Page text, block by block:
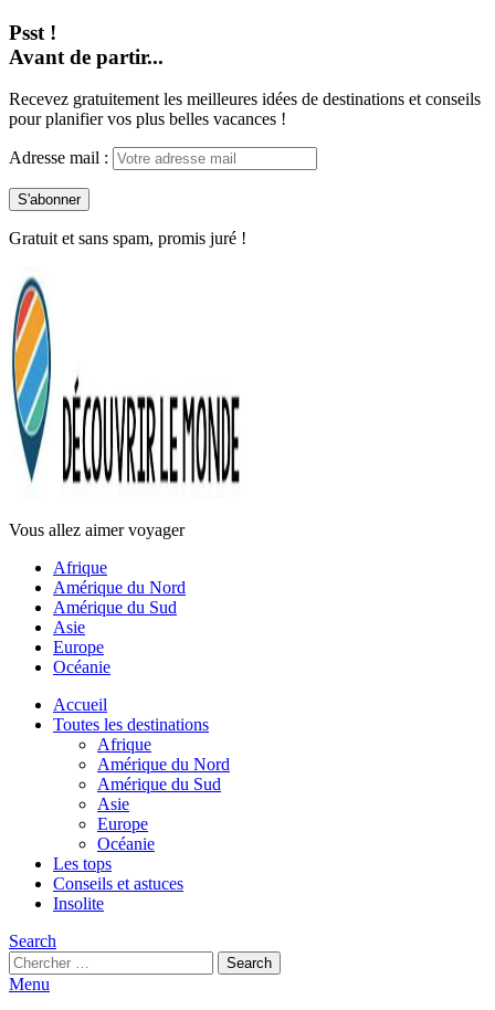
Psst !
Avant de partir...
Recevez gratuitement les meilleures idées de destinations et conseils
pour planifier vos plus belles vacances !
Adresse mail :
Gratuit et sans spam, promis juré !
Vous allez aimer voyager
Afrique
Amérique du Nord
Amérique du Sud
Asie
Europe
Océanie
Accueil
Toutes les destinations
Afrique
Amérique du Nord
Amérique du Sud
Asie
Europe
Océanie
Les tops
Conseils et astuces
Insolite
Search
Search
for:
Search
Menu